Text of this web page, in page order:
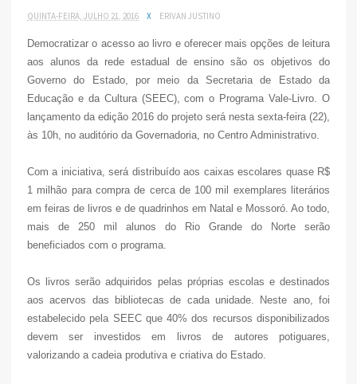
QUINTA-FEIRA, JULHO 21, 2016 X ERIVAN JUSTINO
Democratizar o acesso ao livro e oferecer mais opções de leitura
aos alunos da rede estadual de ensino são os objetivos do
Governo do Estado, por meio da Secretaria de Estado da
Educação e da Cultura (SEEC), com o Programa Vale-Livro. O
lançamento da edição 2016 do projeto será nesta sexta-feira (22),
às 10h, no auditório da Governadoria, no Centro Administrativo.
Com a iniciativa, será distribuído aos caixas escolares quase R$
1 milhão para compra de cerca de 100 mil exemplares literários
em feiras de livros e de quadrinhos em Natal e Mossoró. Ao todo,
mais de 250 mil alunos do Rio Grande do Norte serão
beneficiados com o programa.
Os livros serão adquiridos pelas próprias escolas e destinados
aos acervos das bibliotecas de cada unidade. Neste ano, foi
estabelecido pela SEEC que 40% dos recursos disponibilizados
devem ser investidos em livros de autores potiguares,
valorizando a cadeia produtiva e criativa do Estado.